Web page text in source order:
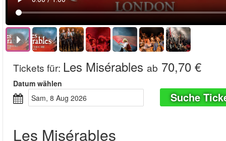
Tickets für: Les Misérables ab 70,70 €
Datum wählen
Sam, 8 Aug 2026
Suche
Les Misérables